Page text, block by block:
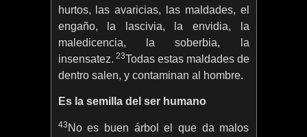
hurtos, las avaricias, las maldades, el
engaño, la lascivia, la envidia, la
maledicencia, la soberbia, la
insensatez. 23Todas estas maldades de
dentro salen, y contaminan al hombre.
Es la semilla del ser humano
43 No es buen árbol el que da malos